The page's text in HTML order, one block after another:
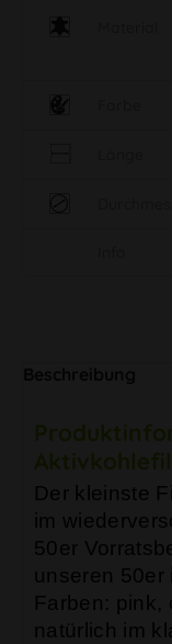
Der kleinste
im
50er
unseren 50er
Farben: pink,
natürlich im